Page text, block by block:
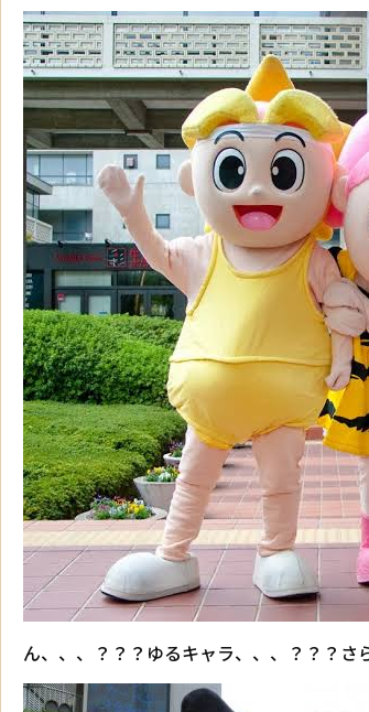
ん、、、？？？ゆるキャラ、、、？？？さ